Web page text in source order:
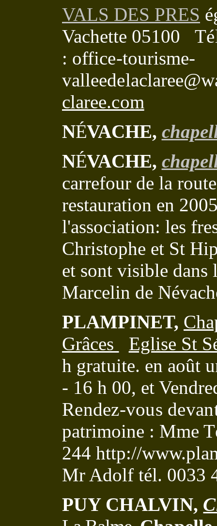
VALS DES PRES
Vachette 05100
: office-tourisme-
claree.com
NÉVACHE,
NÉVACHE,
carrefour de la
restauration en
l'association: les
Christophe et St
et sont visible dans
Marcelin de
PLAMPINET,
Grâces
Eglise St
h gratuite. en août
- 16 h 00, et
Rendez-vous
patrimoine : Mme
244 http://
Mr Adolf tél. 0033
PUY CHALVIN,